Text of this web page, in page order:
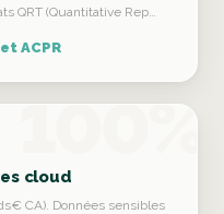
QRT (Quantitative Rep…
ACPR
100%
cloud
CA). Données sensibles